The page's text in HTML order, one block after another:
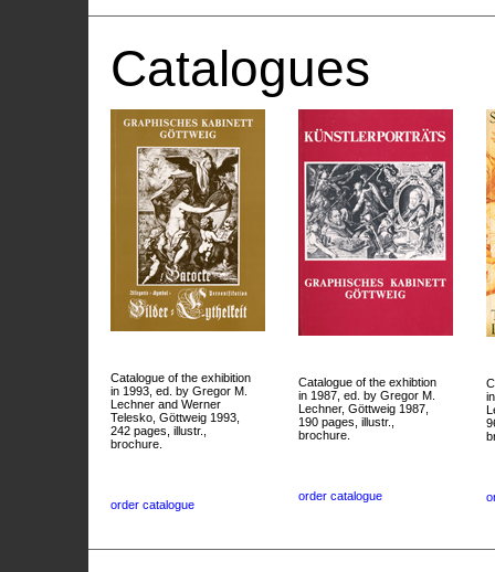
Catalogues
Catalogue of the exhibition
in 1993, ed. by Gregor M.
Lechner and Werner
Telesko, Göttweig 1993,
242 pages, illustr.,
brochure.
order catalogue
Catalogue of the exhibtion
in 1987, ed. by Gregor M.
Lechner, Göttweig 1987,
190 pages, illustr.,
brochure.
order catalogue